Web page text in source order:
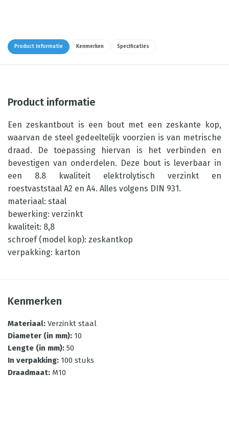
Product informatie Kenmerken Specificaties
Product informatie
Een zeskantbout is een bout met een zeskante kop,
waarvan de steel gedeeltelijk voorzien is van metrische
draad. De toepassing hiervan is het verbinden en
bevestigen van onderdelen. Deze bout is leverbaar in
een 8.8 kwaliteit elektrolytisch verzinkt en
roestvaststaal A2 en A4. Alles volgens DIN 931.
materiaal: staal
bewerking: verzinkt
kwaliteit: 8,8
schroef (model kop): zeskantkop
verpakking: karton
Kenmerken
Materiaal: Verzinkt staal
Diameter (in mm): 10
Lengte (in mm): 50
In verpakking: 100 stuks
Draadmaat: M10